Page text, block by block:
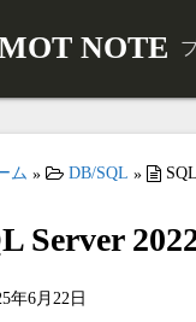
NOTE
ム » DB/SQL »
Server
年6月22日